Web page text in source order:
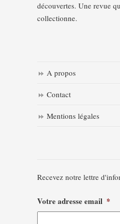
découvertes. Une revue
collectionne.
A propos
Contact
Mentions légales
Recevez notre lettre
Votre adresse email *